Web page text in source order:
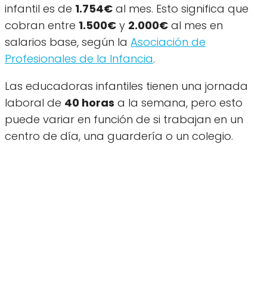
infantil es de 1.754€ al mes. Esto significa que
cobran entre 1.500€ y 2.000€ al mes en
salarios base, según la Asociación de
Profesionales de la Infancia.
Las educadoras infantiles tienen una jornada
laboral de 40 horas a la semana, pero esto
puede variar en función de si trabajan en un
centro de día, una guardería o un colegio.